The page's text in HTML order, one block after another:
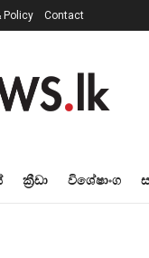
Policy Contact
ක්‍රීඩා විශේෂාංග